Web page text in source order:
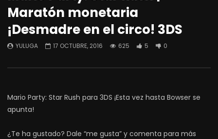
Maratón monetaria
¡Desmadre en el circo! 3DS
YULUGA 17 OCTUBRE, 2016 625 5 0
Mario Party: Star Rush para 3DS ¡Esta vez hasta Bowser se
apunta!
¿Te ha gustado? Dale “me gusta” y comenta para más